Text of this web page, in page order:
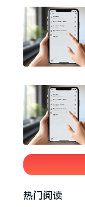
热门阅读